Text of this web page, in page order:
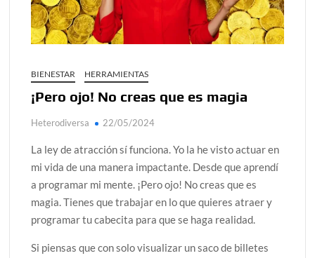
Día de Independencia 2026: de Patria Boba a Colombia
polarizada
generan las redes sociales
Denuncia por violencia sexual en Colombia: así avanza
la dignidad humana
Solsticio de verano 2026: ciencia, energía y renovación
BIENESTAR HERRAMIENTAS
¡Pero ojo! No creas que es magia
Heterodiversa 22/05/2024
La ley de atracción sí funciona. Yo la he visto actuar en
mi vida de una manera impactante. Desde que aprendí
a programar mi mente. ¡Pero ojo! No creas que es
magia. Tienes que trabajar en lo que quieres atraer y
programar tu cabecita para que se haga realidad.
Si piensas que con solo visualizar un saco de billetes